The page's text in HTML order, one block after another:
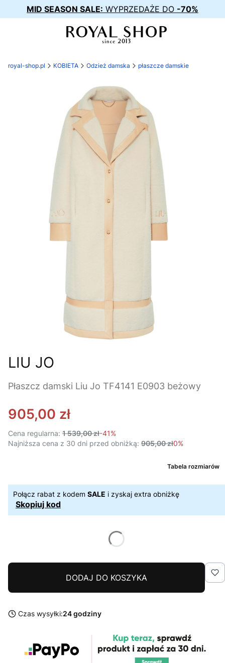
MID SEASON SALE: WYPRZEDAŻE DO -70%
royal-shop.pl KOBIETA Odzież damska płaszcze damskie
LIU JO
Płaszcz damski Liu Jo TF4141 E0903 beżowy
905,00 zł
Cena regularna: 1 539,00 zł-41%
Najniższa cena z 30 dni przed obniżką: 905,00 zł0%
Tabela rozmiarów
Połącz rabat z kodem SALE i zyskaj extra obniżkę
Skopiuj kod
DODAJ DO KOSZYKA
Czas wysyłki:24 godziny